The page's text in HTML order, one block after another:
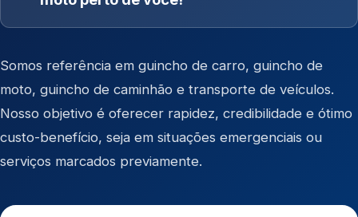
Somos referência em guincho de carro, guincho de
moto, guincho de caminhão e transporte de veículos.
Nosso objetivo é oferecer rapidez, credibilidade e ótimo
custo-benefício, seja em situações emergenciais ou
serviços marcados previamente.